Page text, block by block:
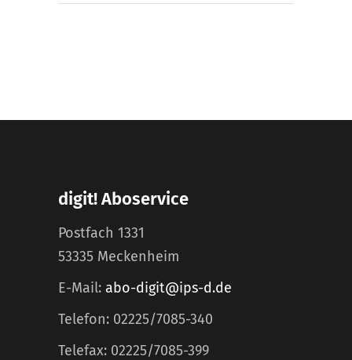
digit! Aboservice
Postfach 1331
53335 Meckenheim
E-Mail: abo-digit@ips-d.de
Telefon: 02225/7085-340
Telefax: 02225/7085-399